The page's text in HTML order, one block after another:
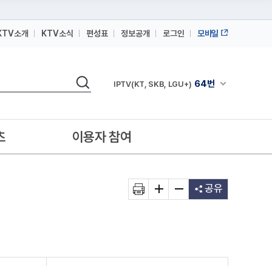
소개 KTV소식 편성표 정보공개 로그인 모바일
검색 채널안내 펼쳐
IPTV(KT, SKB, LGU+) 64번
IPTV(KT, SKB, LGU+)
이용자 참여
공유